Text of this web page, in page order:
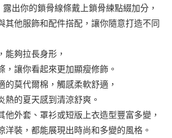
「大哥付你分期」於每月結算日後寄送繳費提
可選擇「超商條碼／台灣大直營門市／銀行轉
」等通路繳費。
份有限公司」（以下簡稱本公司）所提供，讓
購買商品或服務，並由商店將買賣／分期付款
你分期」之契約關係目的，商店將以您的個人
訊認證，即可結帳。
後，再付款。
程】
先享後付」後，將跳轉至「AFTEE先享後付」
到繳費通知簡訊。
內，點擊此簡訊中的連結，可透過四大超商／
進行付款，方視為交易完成。
不需立刻繳費，但若您需要取消訂單，請聯絡
意取消之訂單仍視為有效，需透過AFTEE先享
以上)免運費
含以上)免運費
出你的鎖骨線條戴上鎖骨練點綴加分，
其他服飾和配件搭配，讓你隨意打造不同
能夠拉長身形，
，讓你看起來更加顯瘦修飾。
的莫代爾棉，觸感柔軟舒適，
熱的夏天感到清涼舒爽。
他外套、罩衫或短版上衣造型豐富多變，
洋裝，都能展現出時尚和多變的風格。